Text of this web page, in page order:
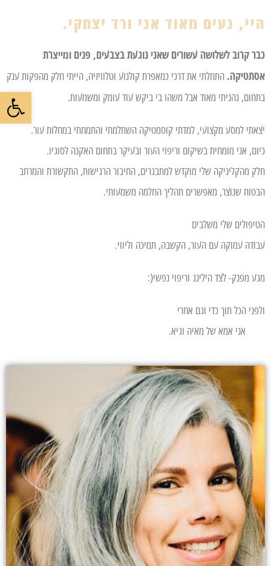
פתח
היי, נעים מאוד אני ורד יצחקי.
כבר קרוב לשלושה עשורים שאני נוגעת בצבעים, פנים ומייצרת
אסתטיקה. התחלתי את דרכי כמאפרת קולנוע וטלוויזיה, הייתי חלק מהפקות ענק
בתחום, נהניתי מאוד אבל משהו בי ביקש עוד עומק ומשמעות.
יצאתי למסע מקצועי, למדתי קוסמטיקה השתלמתי והתמחתי במחלות עור.
כיום, אני מומחית בשיקום וריפוי העור ובעיקר בתחום האקנה לסוגיו.
חלק מהקליניקה שלי מוקדש למתבגרים, החיבור הרגישות, התקשורת והמרחב
הבטוח שנוצר, מאפשרים תהליך החלמה משמעותי.
הטיפולים שלי משלבים
עבודה עמוקה עם העור, הקשבה, תמיכה וליווי.
מגע מפנק- לצד הילינג וריפוי נפשי(:
ולפני הכל תוך כדי וגם אחרי
אני אמא של מאיה וגיא.